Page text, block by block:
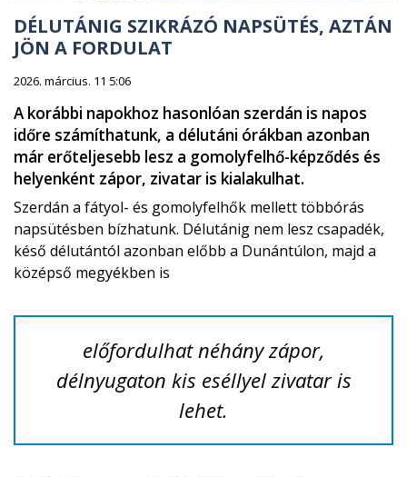
DÉLUTÁNIG SZIKRÁZÓ NAPSÜTÉS, AZTÁN
JÖN A FORDULAT
2026. március. 11 5:06
A korábbi napokhoz hasonlóan szerdán is napos
időre számíthatunk, a délutáni órákban azonban
már erőteljesebb lesz a gomolyfelhő-képződés és
helyenként zápor, zivatar is kialakulhat.
Szerdán a fátyol- és gomolyfelhők mellett többórás
napsütésben bízhatunk. Délutánig nem lesz csapadék,
késő délutántól azonban előbb a Dunántúlon, majd a
középső megyékben is
előfordulhat néhány zápor,
délnyugaton kis eséllyel zivatar is
lehet.